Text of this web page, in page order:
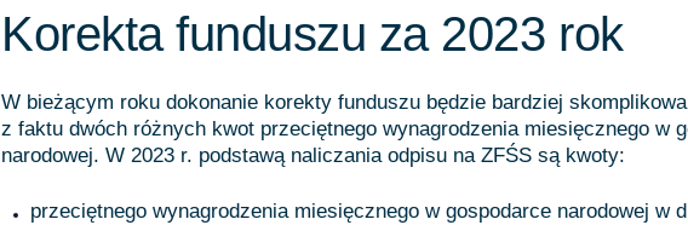
Korekta funduszu za 2023 rok
W bieżącym roku dokonanie korekty funduszu będzie bardziej
z faktu dwóch różnych kwot przeciętnego wynagrodzenia miesięcznego w
narodowej. W 2023 r. podstawą naliczania odpisu na ZFŚS są kwoty:
przeciętnego wynagrodzenia miesięcznego w gospodarce narodowej w